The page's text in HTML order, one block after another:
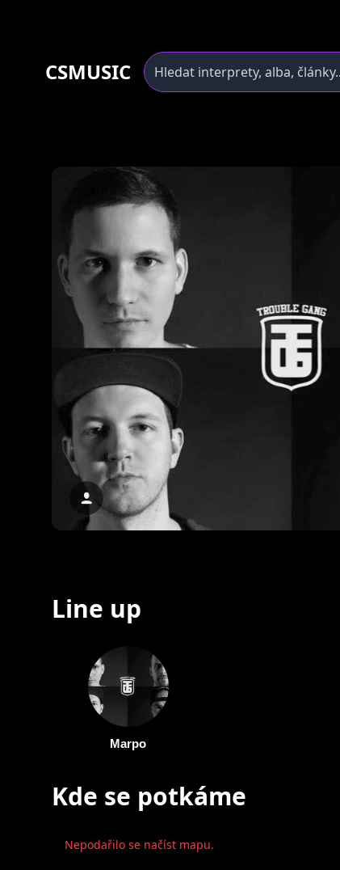
CSMUSIC
Line up
Marpo
Kde se potkáme
Nepodařilo se načíst mapu.